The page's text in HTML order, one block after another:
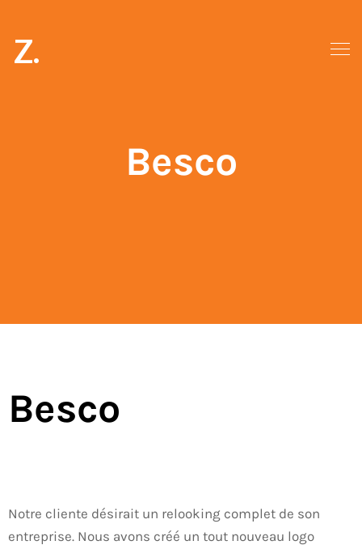
Z.
Besco
Besco
Notre cliente désirait un relooking complet de son
entreprise. Nous avons créé un tout nouveau logo